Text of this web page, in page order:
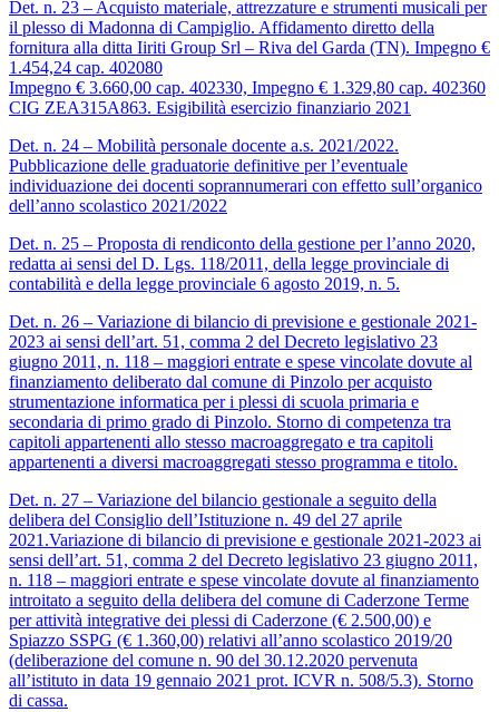
Det. n. 23 – Acquisto materiale, attrezzature e strumenti musicali per
il plesso di Madonna di Campiglio. Affidamento diretto della
fornitura alla ditta Iiriti Group Srl – Riva del Garda (TN). Impegno €
1.454,24 cap. 402080
Impegno € 3.660,00 cap. 402330, Impegno € 1.329,80 cap. 402360
CIG ZEA315A863. Esigibilità esercizio finanziario 2021
Det. n. 24 – Mobilità personale docente a.s. 2021/2022.
Pubblicazione delle graduatorie definitive per l’eventuale
individuazione dei docenti soprannumerari con effetto sull’organico
dell’anno scolastico 2021/2022
Det. n. 25 – Proposta di rendiconto della gestione per l’anno 2020,
redatta ai sensi del D. Lgs. 118/2011, della legge provinciale di
contabilità e della legge provinciale 6 agosto 2019, n. 5.
Det. n. 26 – Variazione di bilancio di previsione e gestionale 2021-
2023 ai sensi dell’art. 51, comma 2 del Decreto legislativo 23
giugno 2011, n. 118 – maggiori entrate e spese vincolate dovute al
finanziamento deliberato dal comune di Pinzolo per acquisto
strumentazione informatica per i plessi di scuola primaria e
secondaria di primo grado di Pinzolo. Storno di competenza tra
capitoli appartenenti allo stesso macroaggregato e tra capitoli
appartenenti a diversi macroaggregati stesso programma e titolo.
Det. n. 27 – Variazione del bilancio gestionale a seguito della
delibera del Consiglio dell’Istituzione n. 49 del 27 aprile
2021.Variazione di bilancio di previsione e gestionale 2021-2023 ai
sensi dell’art. 51, comma 2 del Decreto legislativo 23 giugno 2011,
n. 118 – maggiori entrate e spese vincolate dovute al finanziamento
introitato a seguito della delibera del comune di Caderzone Terme
per attività integrative dei plessi di Caderzone (€ 2.500,00) e
Spiazzo SSPG (€ 1.360,00) relativi all’anno scolastico 2019/20
(deliberazione del comune n. 90 del 30.12.2020 pervenuta
all’istituto in data 19 gennaio 2021 prot. ICVR n. 508/5.3). Storno
di cassa.